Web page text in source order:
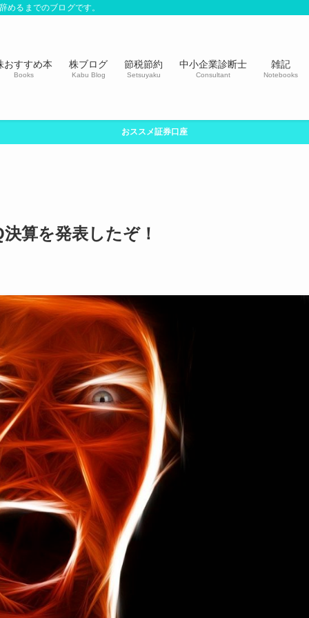
めるまでのブログです。
おすすめ本
Books
株ブログ
Kabu Blog
節税節約
Setsuyaku
中小企業診断士
Consultant
雑記
Notebooks
おススメ証券口座
算を発表したぞ！